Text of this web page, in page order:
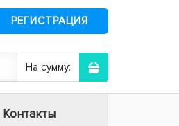
РЕГИСТРАЦИЯ
На сумму:
Контакты